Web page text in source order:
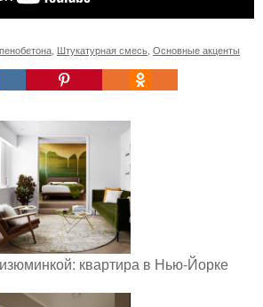
Штукатурная смесь Основные акценты
квартира в Нью-Йорке